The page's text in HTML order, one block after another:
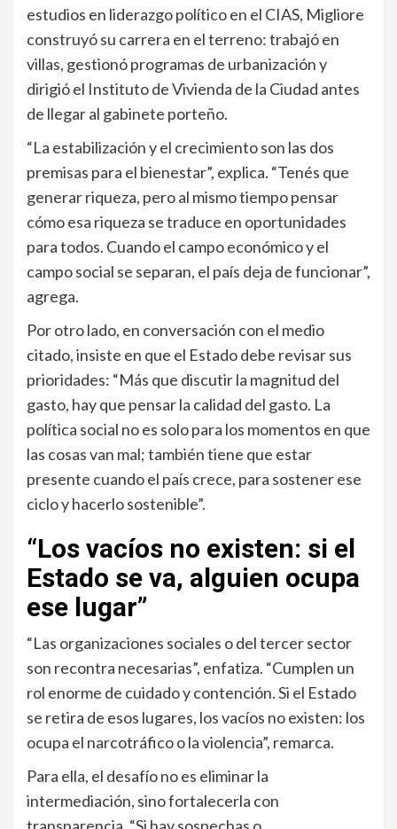
estudios en liderazgo político en el CIAS, Migliore
construyó su carrera en el terreno: trabajó en
villas, gestionó programas de urbanización y
dirigió el Instituto de Vivienda de la Ciudad antes
de llegar al gabinete porteño.
“La estabilización y el crecimiento son las dos
premisas para el bienestar”, explica. “Tenés que
generar riqueza, pero al mismo tiempo pensar
cómo esa riqueza se traduce en oportunidades
para todos. Cuando el campo económico y el
campo social se separan, el país deja de funcionar”,
agrega.
Por otro lado, en conversación con el medio
citado, insiste en que el Estado debe revisar sus
prioridades: “Más que discutir la magnitud del
gasto, hay que pensar la calidad del gasto. La
política social no es solo para los momentos en que
las cosas van mal; también tiene que estar
presente cuando el país crece, para sostener ese
ciclo y hacerlo sostenible”.
“Los vacíos no existen: si el
Estado se va, alguien ocupa
ese lugar”
“Las organizaciones sociales o del tercer sector
son recontra necesarias”, enfatiza. “Cumplen un
rol enorme de cuidado y contención. Si el Estado
se retira de esos lugares, los vacíos no existen: los
ocupa el narcotráfico o la violencia”, remarca.
Para ella, el desafío no es eliminar la
intermediación, sino fortalecerla con
transparencia. “Si hay sospechas o